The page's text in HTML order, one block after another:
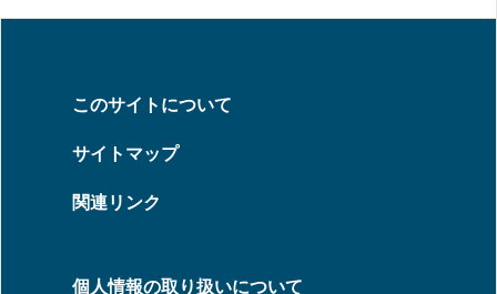
このサイトについて
サイトマップ
関連リンク
個人情報の取り扱いについて